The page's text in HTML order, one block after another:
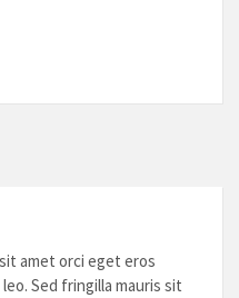
amet orci eget eros
Sed fringilla mauris sit